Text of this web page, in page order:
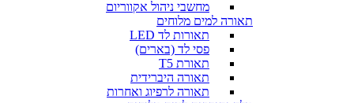
מחשבי ניהול אקווריום
תאורה למים מלוחים
תאורות לד LED
פסי לד (בארים)
תאורת T5
תאורה היברידית
תאורה לרפיוג ואחרות